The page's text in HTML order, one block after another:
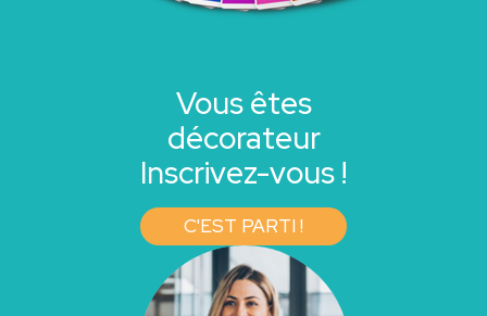
Vous êtes
décorateur
Inscrivez-vous !
C'EST PARTI !